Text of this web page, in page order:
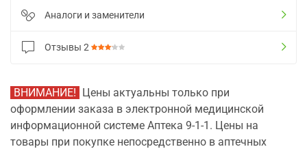
Аналоги и заменители
Отзывы 2
ВНИМАНИЕ! Цены актуальны только при
оформлении заказа в электронной медицинской
информационной системе Аптека 9-1-1. Цены на
товары при покупке непосредственно в аптечных